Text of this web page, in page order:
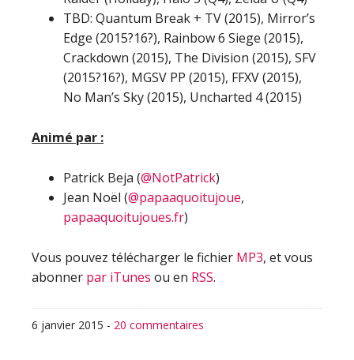
TBD: Quantum Break + TV (2015), Mirror’s
Edge (2015?16?), Rainbow 6 Siege (2015),
Crackdown (2015), The Division (2015), SFV
(2015?16?), MGSV PP (2015), FFXV (2015),
No Man’s Sky (2015), Uncharted 4 (2015)
Animé par :
Patrick Beja (@NotPatrick)
Jean Noël (@papaaquoitujoue,
papaaquoitujoues.fr)
Vous pouvez télécharger le fichier MP3, et vous
abonner par iTunes ou en RSS.
6 janvier 2015 - 20 commentaires